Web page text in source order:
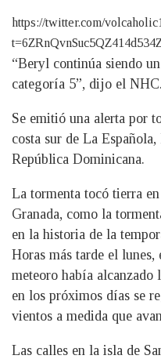
https://twitter.com/
“Beryl continúa siendo
categoría 5”, dijo el NHC.
Se emitió una alerta por
costa sur de La
República Dominicana.
La tormenta tocó tierra
Granada, como la
en la historia de la
Horas más tarde el
meteoro había alcanzado
en los próximos días se
vientos a medida que
Las calles en la isla de